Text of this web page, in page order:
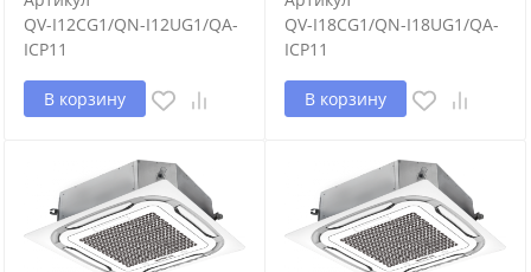
QV-I12CG1/QN-I12UG1/QA-
ICP11
В корзину
QV-I18CG1/QN-I18UG1/QA-
ICP11
В корзину